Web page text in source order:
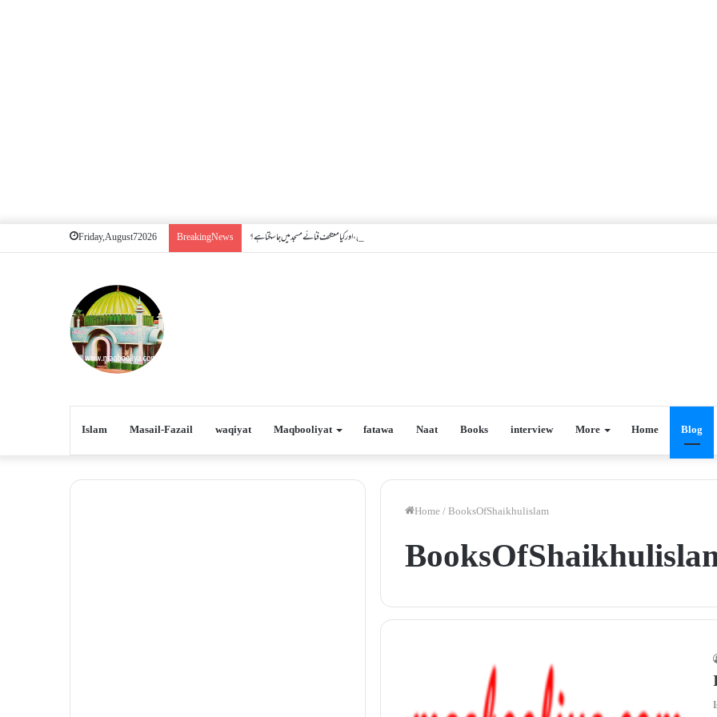
Friday, August 7 2026 Breaking News کیا بیہوش ہونے سے اعتکاف ٹوٹ جاتا ہے؟ اگر معتکف کو احتلام ہو جائے تو کیا اس کا اعتکاف ٹوٹ جائے گا؟فنائے مسجد کسے کہتے ہیں ، اور کیا معتکف فنائے مسجد میں جا سکتا ہے؟
Islam Masail-Fazail waqiyat Maqbooliyat fatawa Naat Books interview More Home Blog
Home/BooksOfShaikhulislam